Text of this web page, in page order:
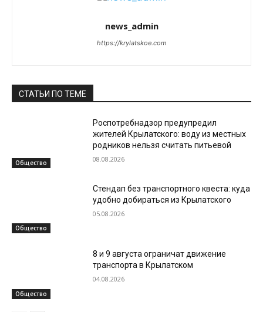
news_admin
https://krylatskoe.com
СТАТЬИ ПО ТЕМЕ
Общество
Роспотребнадзор предупредил
жителей Крылатского: воду из местных
родников нельзя считать питьевой
08.08.2026
Общество
Стендап без транспортного квеста: куда
удобно добираться из Крылатского
05.08.2026
Общество
8 и 9 августа ограничат движение
транспорта в Крылатском
04.08.2026